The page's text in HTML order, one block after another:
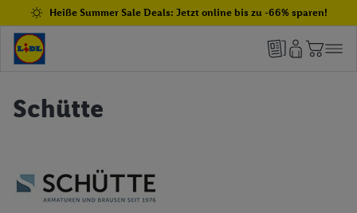
Heiße Summer Sale Deals: Jetzt online bis zu -66% sparen!
Schütte